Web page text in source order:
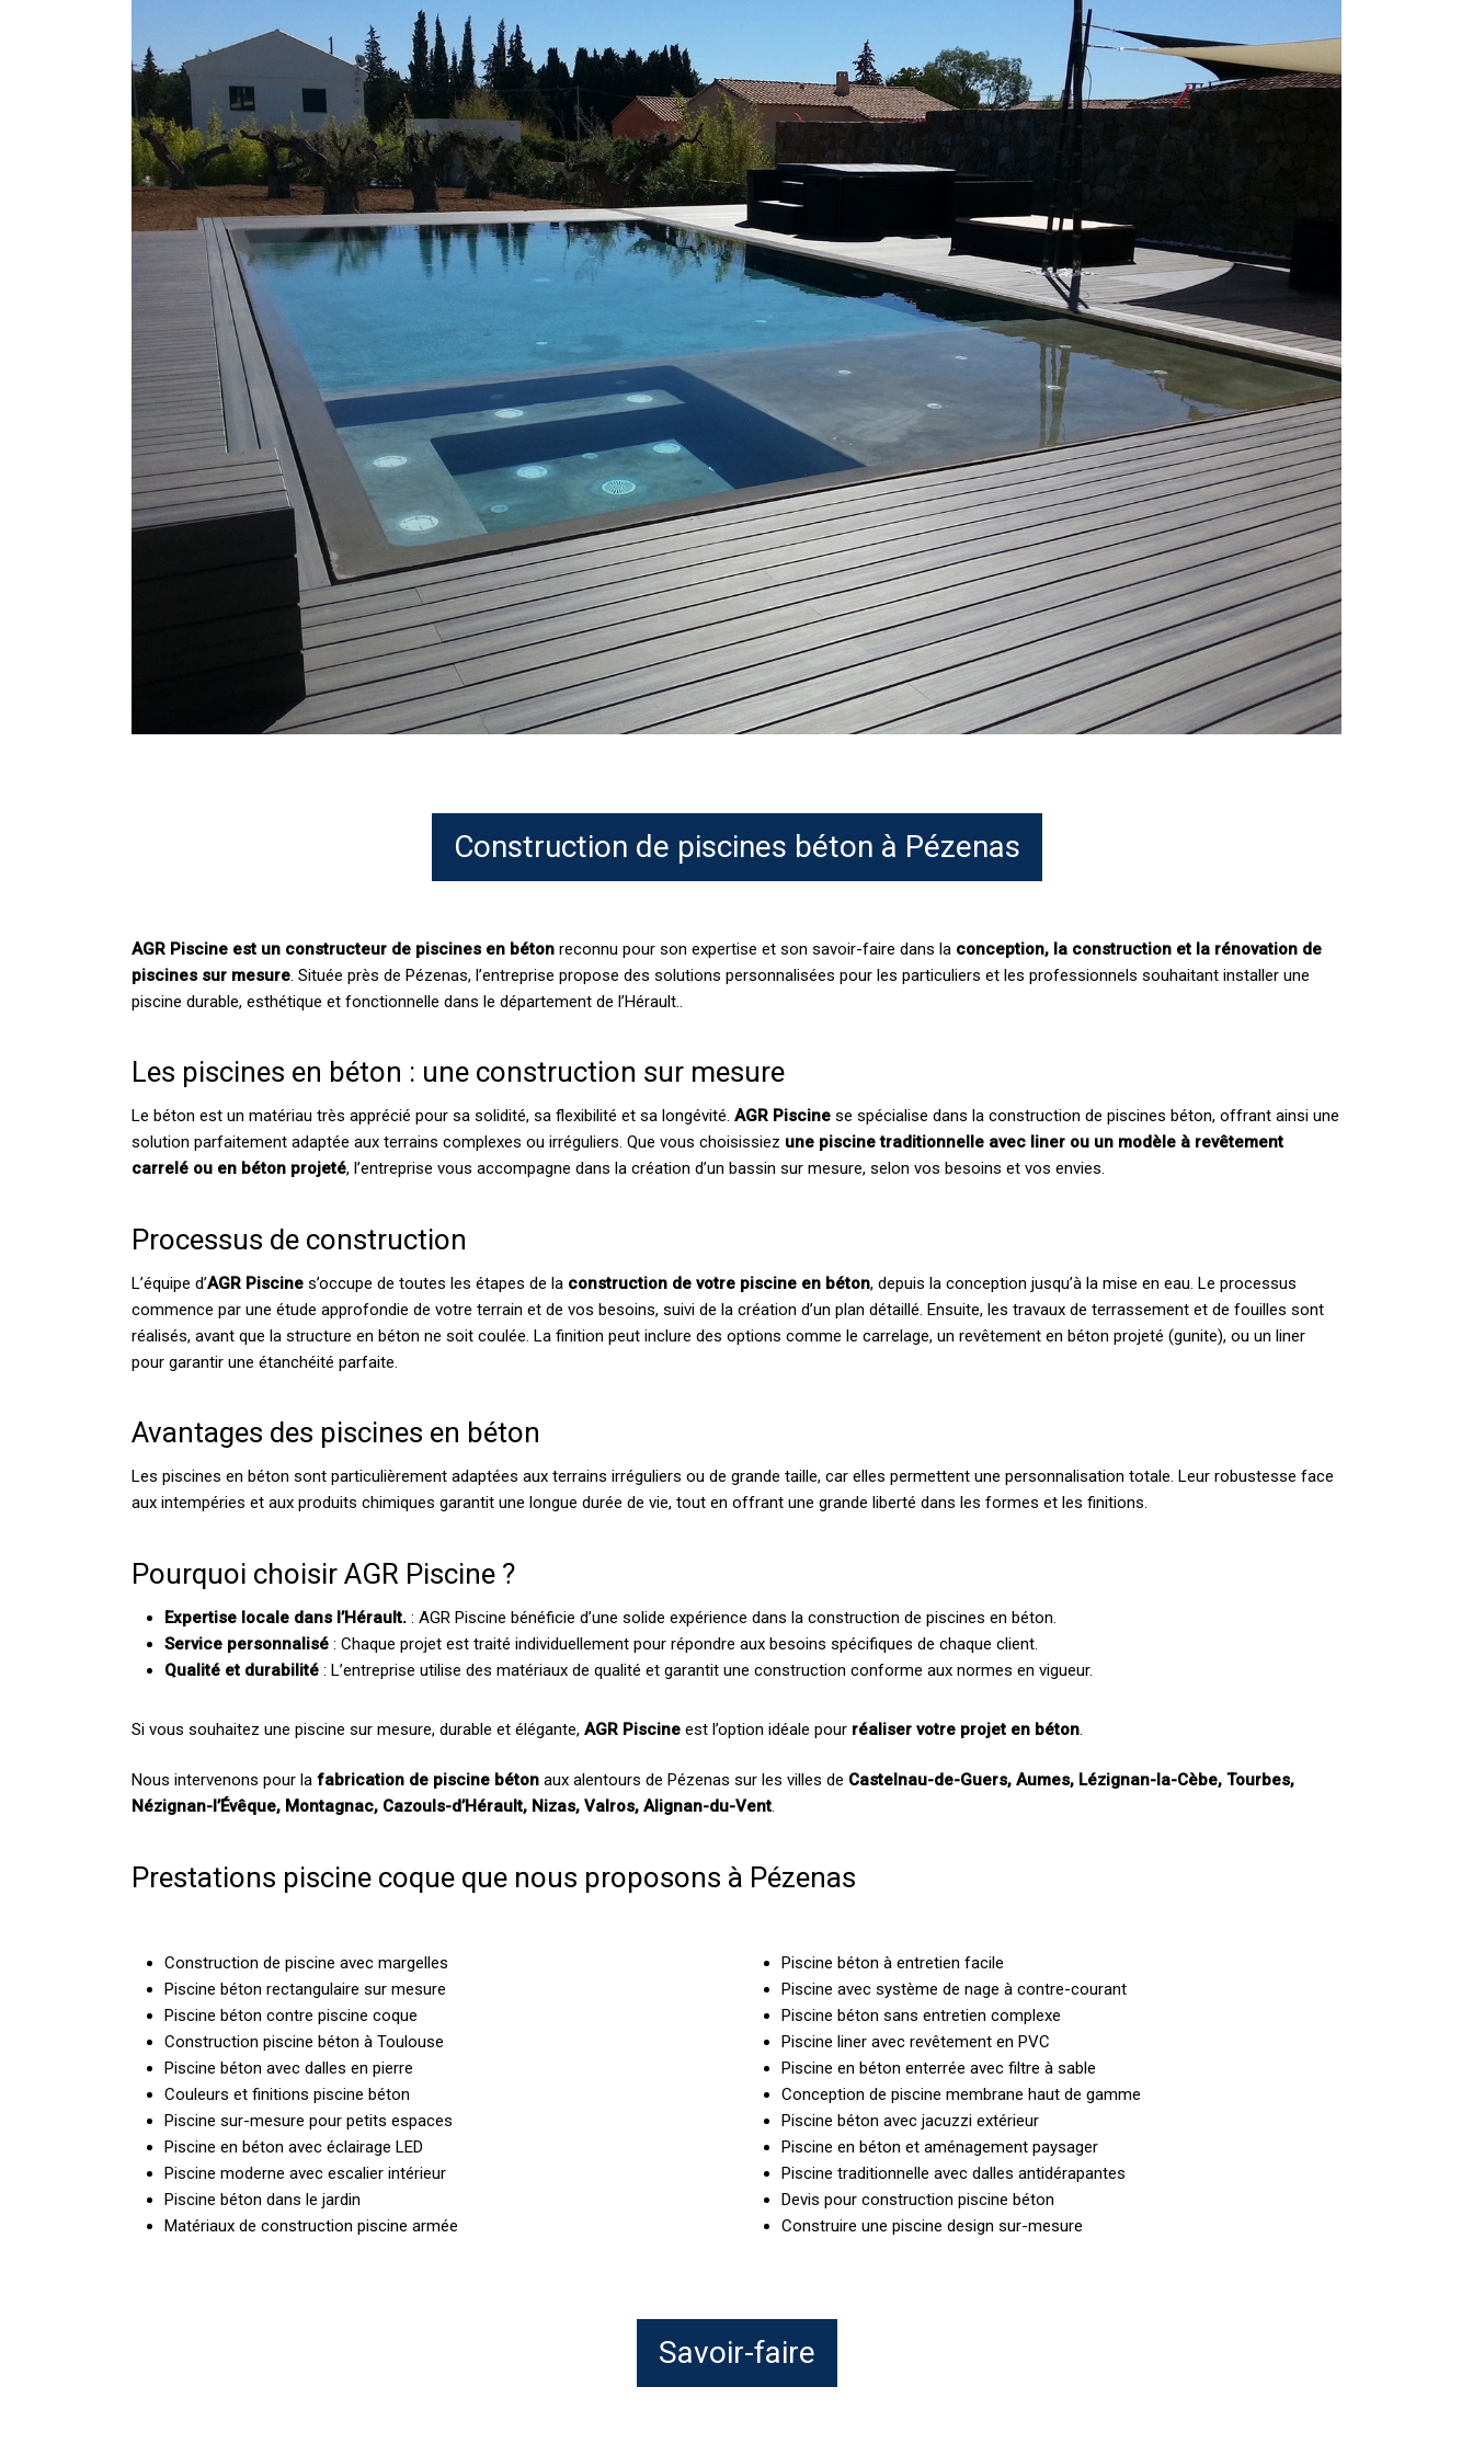
Construction de piscines béton à Pézenas
AGR Piscine est un constructeur de piscines en béton reconnu pour son expertise et son savoir-faire dans la conception, la construction et la rénovation de
piscines sur mesure. Située près de Pézenas, l’entreprise propose des solutions personnalisées pour les particuliers et les professionnels souhaitant installer une
piscine durable, esthétique et fonctionnelle dans le département de l’Hérault..
Les piscines en béton : une construction sur mesure
Le béton est un matériau très apprécié pour sa solidité, sa flexibilité et sa longévité.AGR Piscine se spécialise dans la construction de piscines béton, offrant ainsi une
solution parfaitement adaptée aux terrains complexes ou irréguliers. Que vous choisissiez une piscine traditionnelle avec liner ou un modèle à revêtement
carrelé ou en béton projeté, l’entreprise vous accompagne dans la création d’un bassin sur mesure, selon vos besoins et vos envies.
Processus de construction
L’équipe d’AGR Piscine s’occupe de toutes les étapes de la construction de votre piscine en béton, depuis la conception jusqu’à la mise en eau. Le processus
commence par une étude approfondie de votre terrain et de vos besoins, suivi de la création d’un plan détaillé. Ensuite, les travaux de terrassement et de fouilles sont
réalisés, avant que la structure en béton ne soit coulée. La finition peut inclure des options comme le carrelage, un revêtement en béton projeté (gunite), ou un liner
pour garantir une étanchéité parfaite.
Avantages des piscines en béton
Les piscines en béton sont particulièrement adaptées aux terrains irréguliers ou de grande taille, car elles permettent une personnalisation totale. Leur robustesse face
aux intempéries et aux produits chimiques garantit une longue durée de vie, tout en offrant une grande liberté dans les formes et les finitions.
Pourquoi choisir AGR Piscine ?
Expertise locale dans l’Hérault. : AGR Piscine bénéficie d’une solide expérience dans la construction de piscines en béton.
Service personnalisé : Chaque projet est traité individuellement pour répondre aux besoins spécifiques de chaque client.
Qualité et durabilité : L’entreprise utilise des matériaux de qualité et garantit une construction conforme aux normes en vigueur.
Si vous souhaitez une piscine sur mesure, durable et élégante,AGR Piscine est l’option idéale pour réaliser votre projet en béton.
Nous intervenons pour lafabrication de piscine bétonaux alentours de Pézenas sur les villes de Castelnau-de-Guers, Aumes, Lézignan-la-Cèbe, Tourbes,
Nézignan-l’Évêque, Montagnac, Cazouls-d’Hérault, Nizas, Valros, Alignan-du-Vent.
Prestations piscine coque que nous proposons à Pézenas
Construction de piscine avec margelles
Piscine béton rectangulaire sur mesure
Piscine béton contre piscine coque
Construction piscine béton à Toulouse
Piscine béton avec dalles en pierre
Couleurs et finitions piscine béton
Piscine sur-mesure pour petits espaces
Piscine en béton avec éclairage LED
Piscine moderne avec escalier intérieur
Piscine béton dans le jardin
Matériaux de construction piscine armée
Piscine béton à entretien facile
Piscine avec système de nage à contre-courant
Piscine béton sans entretien complexe
Piscine liner avec revêtement en PVC
Piscine en béton enterrée avec filtre à sable
Conception de piscine membrane haut de gamme
Piscine béton avec jacuzzi extérieur
Piscine en béton et aménagement paysager
Piscine traditionnelle avec dalles antidérapantes
Devis pour construction piscine béton
Construire une piscine design sur-mesure
Savoir-faire